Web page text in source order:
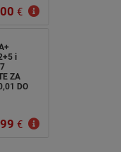
€
i
ZA
DO
€